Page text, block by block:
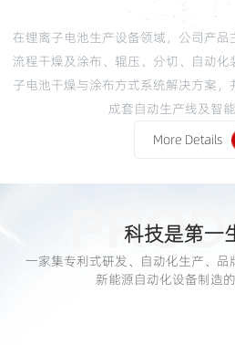
在锂离子电池生产设备领域，公司产
流程干燥及涂布、辊压、分切、自动
子电池干燥与涂布方式系统解决方案
成套自动生产线及智
More Details
科技是第一
一家集专利式研发、自动化生产、
新能源自动化设备制造